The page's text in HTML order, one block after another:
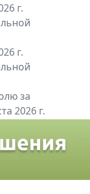
г.
г.
за
2026 г.